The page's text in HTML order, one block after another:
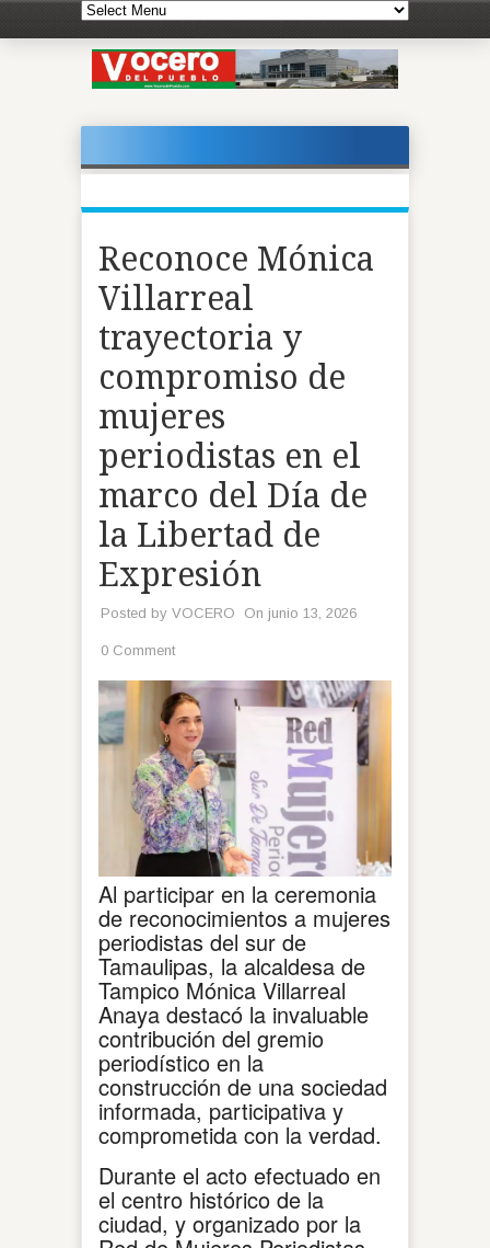
Reconoce Mónica
Villarreal
trayectoria y
compromiso de
mujeres
periodistas en el
marco del Día de
la Libertad de
Expresión
Posted by VOCERO On junio 13, 2026
0 Comment
Al participar en la ceremonia
de reconocimientos a mujeres
periodistas del sur de
Tamaulipas, la alcaldesa de
Tampico Mónica Villarreal
Anaya destacó la invaluable
contribución del gremio
periodístico en la
construcción de una sociedad
informada, participativa y
comprometida con la verdad.
Durante el acto efectuado en
el centro histórico de la
ciudad, y organizado por la